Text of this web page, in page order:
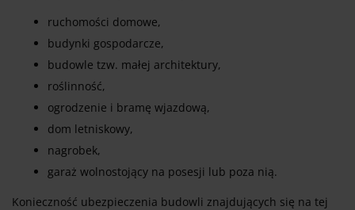
ruchomości domowe,
budynki gospodarcze,
budowle tzw. małej architektury,
roślinność,
ogrodzenie i bramę wjazdową,
dom letniskowy,
nagrobek,
garaż wolnostojący na posesji lub poza nią.
Konieczność ubezpieczenia budowli znajdujących się na tej